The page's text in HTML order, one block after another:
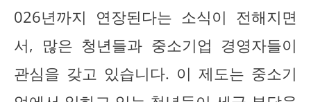
026년까지 연장된다는 소식이 전해지면
서, 많은 청년들과 중소기업 경영자들이
관심을 갖고 있습니다. 이 제도는 중소기